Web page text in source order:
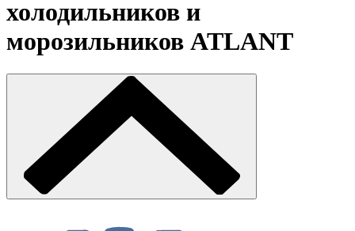
холодильников и
морозильников ATLANT